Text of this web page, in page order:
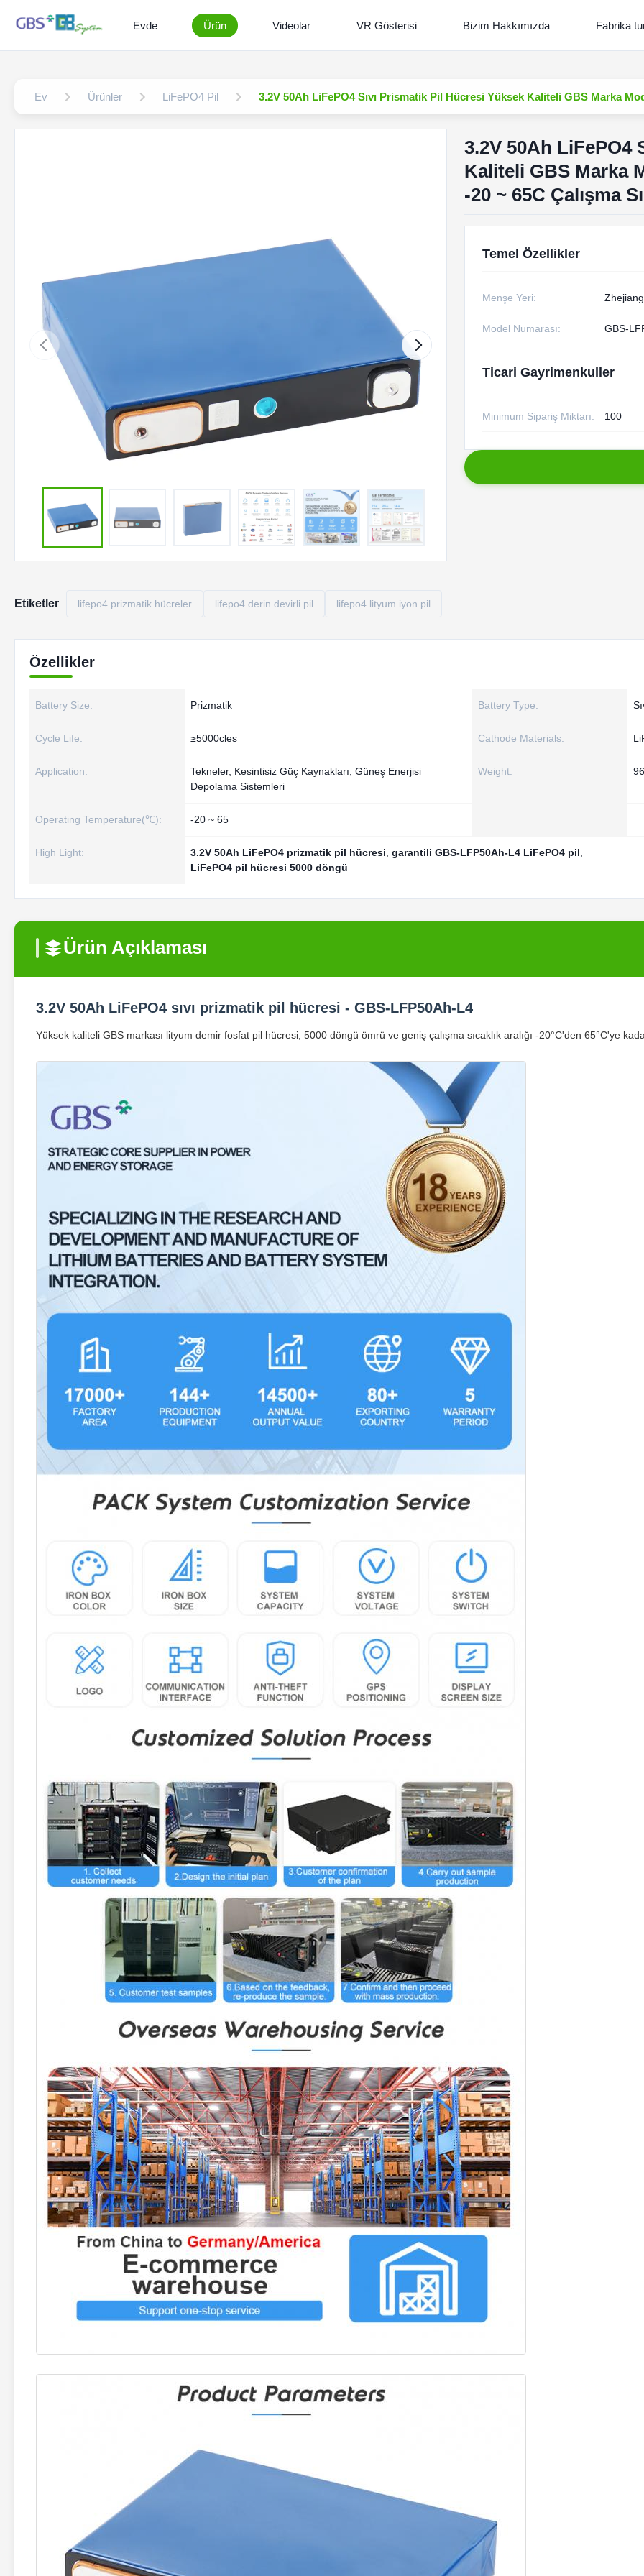
Evde Ürün Videolar VR Gösterisi Bizim Hakkımızda Fabrika
Ev Ürünler LiFePO4 Pil 3.2V 50Ah LiFePO4 Sıvı Prismatik Pil Hücresi Yüksek Kaliteli GBS Marka
3.2V 50Ah LiFePO4
Kaliteli GBS Marka
-20 ~ 65C Çalışma
Temel Özellikler
Menşe Yeri:
Model Numarası: GBS-
Ticari Gayrimenkuller
Minimum Sipariş Miktarı: 100
Etiketler lifepo4 prizmatik hücreler lifepo4 derin devirli pil lifepo4 lityum iyon pil
Özellikler
Battery Size: Prizmatik Battery Type:
Cycle Life: ≥5000cles Cathode Materials:
Application:
Tekneler, Kesintisiz Güç Kaynakları, Güneş Enerjisi
Depolama Sistemleri
Weight:
Operating Temperature(℃): -20 ~ 65
High Light: 3.2V 50Ah LiFePO4 prizmatik pil hücresi garantili GBS-LFP50Ah-L4 LiFePO4 pil
LiFePO4 pil hücresi 5000 döngü
Ürün Açıklaması
3.2V 50Ah LiFePO4 sıvı prizmatik pil hücresi - GBS-LFP50Ah-L4
Yüksek kaliteli GBS markası lityum demir fosfat pil hücresi, 5000 döngü ömrü ve geniş çalışma sıcaklık aralığı -20°C'den 65°C'ye